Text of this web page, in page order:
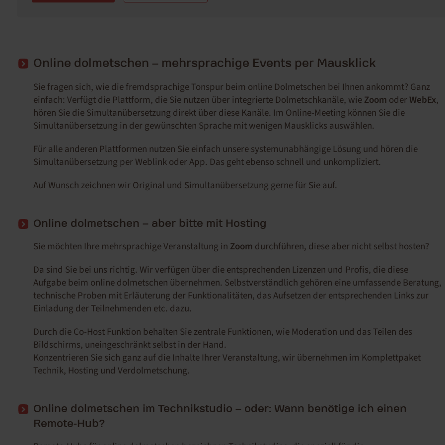
Online dolmetschen – mehrsprachige Events per Mausklick
Sie fragen sich, wie die fremdsprachige Tonspur beim online Dolmetschen bei Ihnen ankommt? Ganz
einfach: Verfügt die Plattform, die Sie nutzen über integrierte Dolmetschkanäle, wieZoom oder WebEx,
hören Sie die Simultanübersetzung direkt über diese Kanäle. Im Online-Meeting können Sie die
Simultanübersetzung in der gewünschten Sprache mit wenigen Mausklicks auswählen.
Für alle anderen Plattformen nutzen Sie einfach unsere systemunabhängige Lösung und hören die
Simultanübersetzung per Weblink oder App. Das geht ebenso schnell und unkompliziert.
Auf Wunsch zeichnen wir Original und Simultanübersetzung gerne für Sie auf.
Online dolmetschen – aber bitte mit Hosting
Sie möchten Ihre mehrsprachige Veranstaltung in Zoom durchführen, diese aber nicht selbst hosten?
Da sind Sie bei uns richtig. Wir verfügen über die entsprechenden Lizenzen und Profis, die diese
Aufgabe beim online dolmetschen übernehmen. Selbstverständlich gehören eine umfassende Beratung,
technische Proben mit Erläuterung der Funktionalitäten, das Aufsetzen der entsprechenden Links zur
Einladung der Teilnehmenden etc. dazu.
Durch die Co-Host Funktion behalten Sie zentrale Funktionen, wie Moderation und das Teilen des
Bildschirms, uneingeschränkt selbst in der Hand.
Konzentrieren Sie sich ganz auf die Inhalte Ihrer Veranstaltung, wir übernehmen im Komplettpaket
Technik, Hosting und Verdolmetschung.
Online dolmetschen im Technikstudio – oder: Wann benötige ich einen
Remote-Hub?